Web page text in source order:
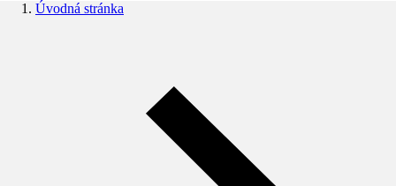
Úvodná stránka